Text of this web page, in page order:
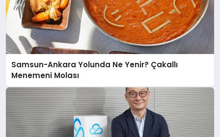
Samsun-Ankara Yolunda Ne Yenir? Çakallı
Menemeni Molası